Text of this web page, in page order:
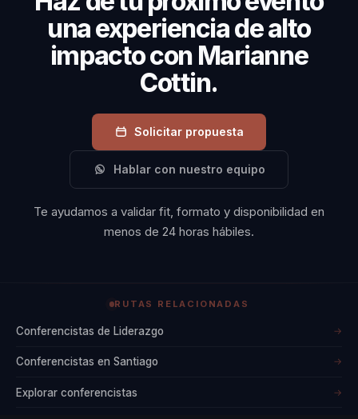
una experiencia de alto
impacto con Marianne
Cottin.
Solicitar propuesta
Hablar con nuestro equipo
Te ayudamos a validar fit, formato y disponibilidad en
menos de 24 horas hábiles.
RUTAS RELACIONADAS
Conferencistas de Liderazgo →
Conferencistas en Santiago →
Explorar conferencistas →